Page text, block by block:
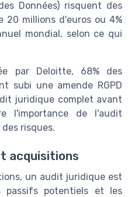
Données) risquent des
20 millions d'euros ou 4%
mondial, selon ce qui
par Deloitte, 68% des
subi une amende RGPD
juridique complet avant
l'importance de l'audit
risques.
acquisitions
un audit juridique est
passifs potentiels et les